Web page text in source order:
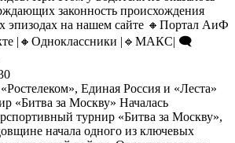
законность происхождения
эпизодах на нашем сайте 🔸Портал АиФ
|🔸Одноклассники |🔹MАКС| 🗨️
Единая Россия и «Леста»
«Битва за Москву» Началась
турнир «Битва за Москву»,
начала одного из ключевых